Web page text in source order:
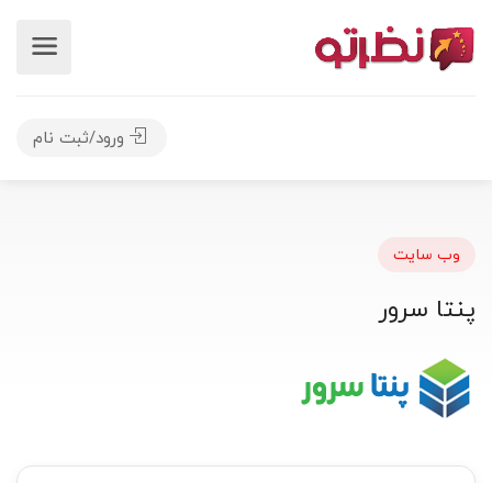
ورود/ثبت نام
وب سایت
پنتا سرور